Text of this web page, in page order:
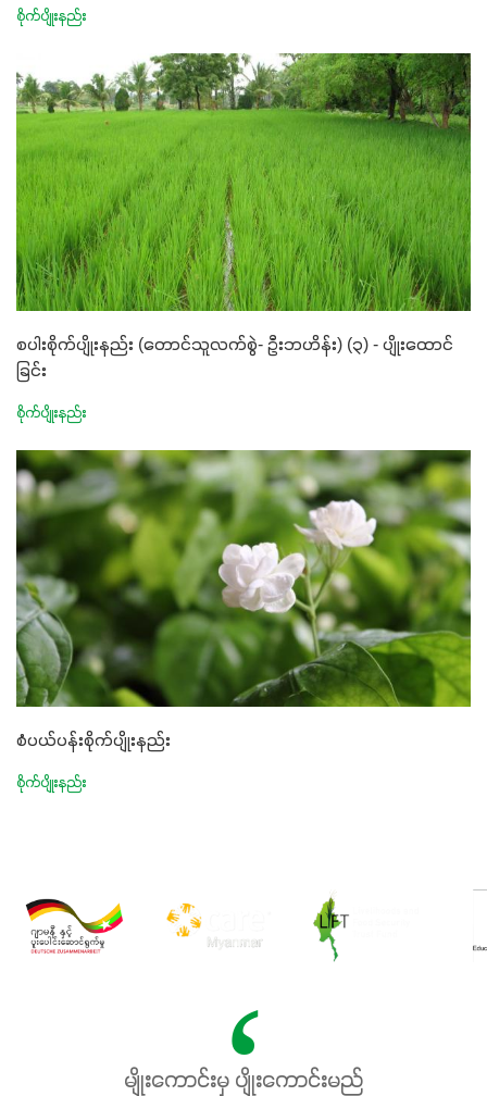
စိုက်ပျိုးနည်း
စပါးစိုက်ပျိုးနည်း (တောင်သူလက်စွဲ- ဦးဘဟိန်း) (၃) - ပျိုးထောင်
ခြင်း
စိုက်ပျိုးနည်း
စံပယ်ပန်းစိုက်ပျိုးနည်း
စိုက်ပျိုးနည်း
မျိုးကောင်းမှ ပျိုးကောင်းမည်